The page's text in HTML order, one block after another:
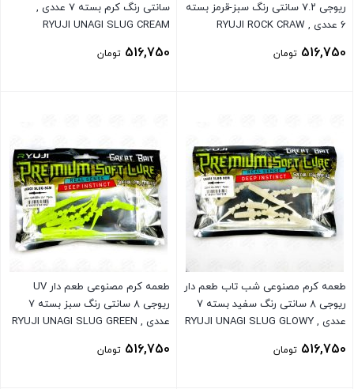
ریوجی ۷.۲ سانتی رنگ سبز-قرمز بسته
۶ عددی , RYUJI ROCK CRAW
516,750 تومان
سانتی رنگ کرم بسته ۷ عددی ,
RYUJI UNAGI SLUG CREAM
516,750 تومان
طعمه کرم مصنوعی شب تاب طعم دار
ریوجی ۸ سانتی رنگ سفید بسته ۷
عددی , RYUJI UNAGI SLUG GLOWY
516,750 تومان
طعمه کرم مصنوعی طعم دار UV
ریوجی ۸ سانتی رنگ سبز بسته ۷
عددی , RYUJI UNAGI SLUG GREEN
516,750 تومان